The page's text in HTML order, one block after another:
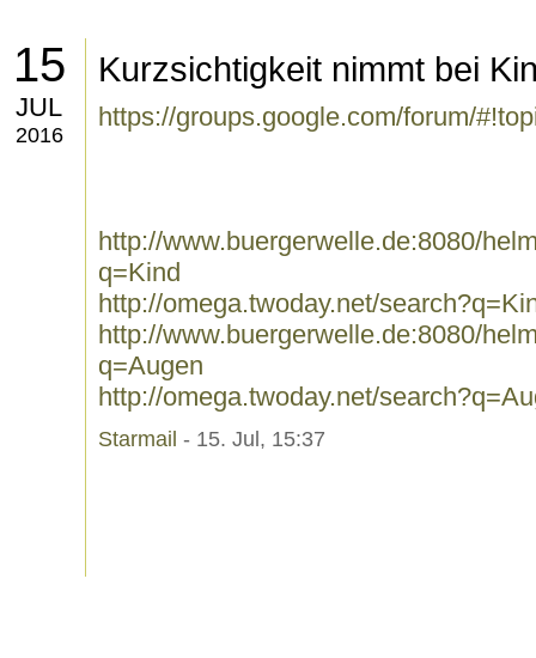
15
JUL
2016
Kurzsichtigkeit nimmt bei
https://groups.google.com/forum/
http://www.buergerwelle.de:8080/
q=Kind
http://omega.twoday.net/
http://www.buergerwelle.de:8080/
q=Augen
http://omega.twoday.net/
Starmail - 15. Jul, 15:37